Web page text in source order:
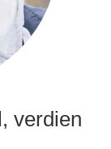
verdien